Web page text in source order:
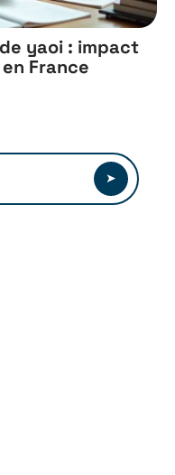
yaoi : impact
France